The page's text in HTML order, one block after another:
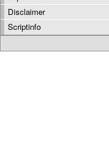
Disclaimer
Scriptinfo